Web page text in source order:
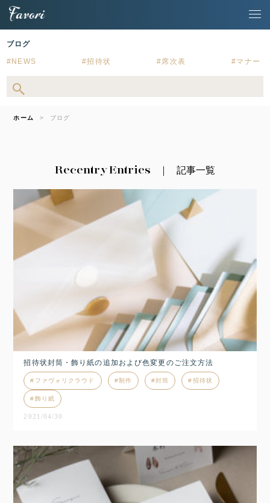
ブログ
NEWS 招待状 席次表 マナー
ホーム ブログ
Recentry Entries 記事一覧
招待状封筒・飾り紙の追加および色変更のご注文方法
ファヴォリクラウド 制作 封筒 招待状
飾り紙
2021/04/30